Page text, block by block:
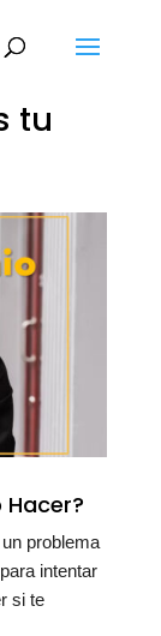
tu
Hacer?
problema
intentar
si te